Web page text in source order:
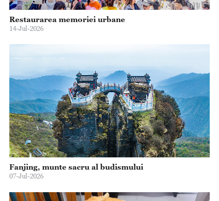
Restaurarea memoriei urbane
14-Jul-2026
Fanjing, munte sacru al budismului
07-Jul-2026